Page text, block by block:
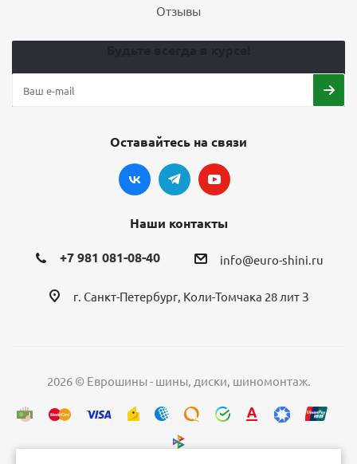
Отзывы
Оставайтесь на связи
Наши контакты
+7 981 081-08-40 info@euro-shini.ru
г. Санкт-Петербург, Коли-Томчака 28 лит З
2026 © Еврошины - шины, диски, шиномонтаж.